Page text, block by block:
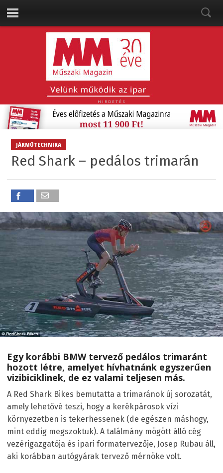
HIRDETÉS
JÁRMŰTECHNIKA
Red Shark – pedálos trimarán
Egy korábbi BMW tervező pedálos trimaránt
hozott létre, amelyet hívhatnánk egyszerűen
vizibiciklinek, de ez valami teljesen más.
A Red Shark Bikes bemutatta a trimaránok új sorozatát,
amely lehetővé teszi, hogy a kerékpárosok vízi
környezetben is tekerhessenek (de egészen máshogy,
mint eddig megszoktuk). A találmány mögött álló cég
vezérigazgatója és ipari formatervezője, Josep Rubau áll,
aki korábban autógyárak tervező mérnöke volt.